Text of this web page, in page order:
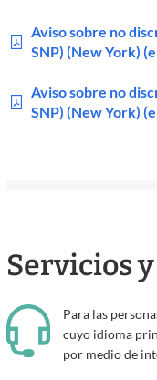
Aviso sobre no
SNP) (New York)
Aviso sobre no
SNP) (New York)
Servicios
Para las
cuyo idioma
por medio de